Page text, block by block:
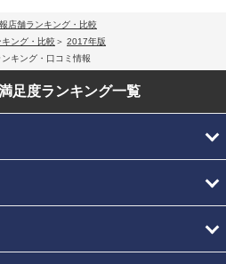
店舗ランキング・比較
ング・比較
2017年版
キング・口コミ情報
足度ランキング一覧